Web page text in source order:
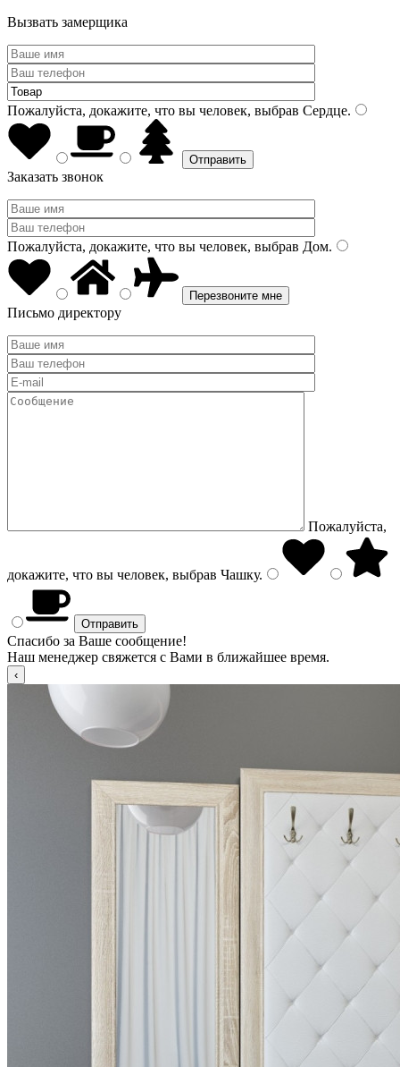
Вызвать замерщика
Пожалуйста, докажите, что вы человек, выбрав Сердце.
Заказать звонок
Пожалуйста, докажите, что вы человек, выбрав Дом.
Письмо директору
Пожалуйста,
докажите, что вы человек, выбрав Чашку.
Спасибо за Ваше сообщение!
Наш менеджер свяжется с Вами в ближайшее время.